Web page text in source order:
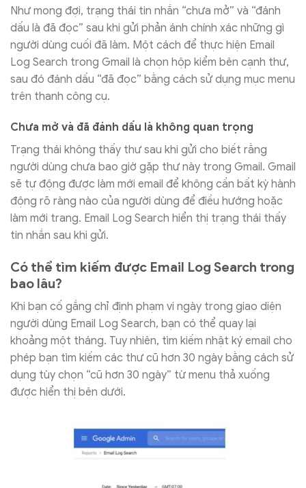
Như mong đợi, trạng thái tin nhắn “chưa mở” và “đánh
dấu là đã đọc” sau khi gửi phản ánh chính xác những gì
người dùng cuối đã làm. Một cách để thực hiện Email
Log Search trong Gmail là chọn hộp kiểm bên cạnh thư,
sau đó đánh dấu “đã đọc” bằng cách sử dụng mục menu
trên thanh công cụ.
Chưa mở và đã đánh dấu là không quan trọng
Trạng thái không thấy thư sau khi gửi cho biết rằng
người dùng chưa bao giờ gặp thư này trong Gmail. Gmail
sẽ tự động được làm mới email để không cần bất kỳ hành
động rõ ràng nào của người dùng để điều hướng hoặc
làm mới trang. Email Log Search hiển thị trạng thái thấy
tin nhắn sau khi gửi.
Có thể tìm kiếm được Email Log Search trong
bao lâu?
Khi bạn cố gắng chỉ định phạm vi ngày trong giao diện
người dùng Email Log Search, bạn có thể quay lại
khoảng một tháng. Tuy nhiên, tìm kiếm nhật ký email cho
phép bạn tìm kiếm các thư cũ hơn 30 ngày bằng cách sử
dụng tùy chọn “cũ hơn 30 ngày” từ menu thả xuống
được hiển thị bên dưới.